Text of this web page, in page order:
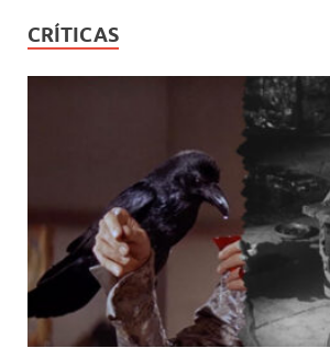
CRÍTICAS